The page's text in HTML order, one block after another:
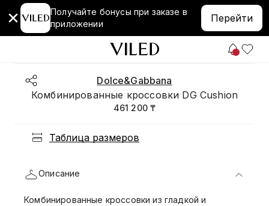
Получайте бонусы при заказе в
приложении
Перейти
Dolce&Gabbana
Комбинированные кроссовки DG Cushion
461 200 ₸
Таблица размеров
Описание
Комбинированные кроссовки из гладкой и